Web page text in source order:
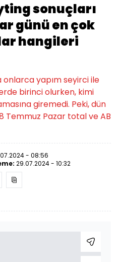
sonuçları
günü en çok
hangileri
yapım seyirci ile
birinci olurken, kimi
giremedi. Peki, dün
Temmuz Pazar total ve AB
- 08:56
29.07.2024 - 10:32